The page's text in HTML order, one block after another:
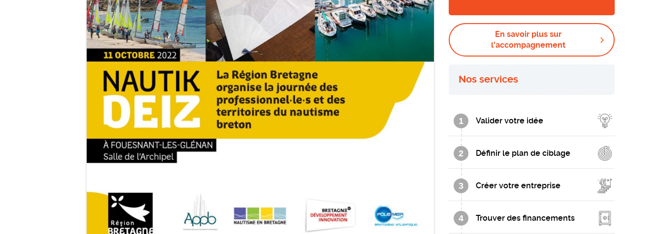
En savoir plus sur
l'accompagnement
Nos services
1 Valider votre idée
2 Définir le plan de ciblage
3 Créer votre entreprise
4 Trouver des financements